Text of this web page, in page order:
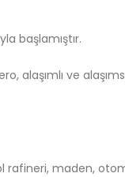
başlamıştır.
alaşımlı ve
rafineri, maden,